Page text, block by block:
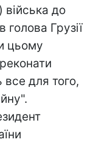
війська до
голова Грузії
цьому
все для того,